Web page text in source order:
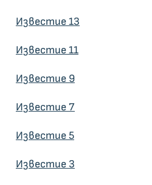
Известие 13
Известие 11
Известие 9
Известие 7
Известие 5
Известие 3